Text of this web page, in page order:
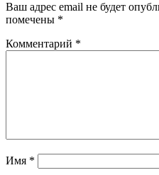
Ваш адрес email не будет
помечены *
Комментарий *
Имя *